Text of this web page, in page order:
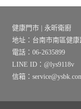
健康門市 | 永昕衛廚
地址：台南市南區健康
電話：06-2635899
LINE ID：@lys9118v
信箱：